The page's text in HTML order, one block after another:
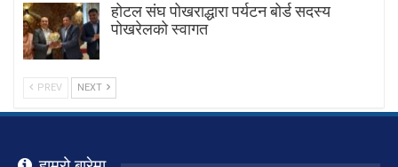
होटल संघ पोखराद्धारा पर्यटन बोर्ड सदस्य
पोखरेलको स्वागत
PREV NEXT